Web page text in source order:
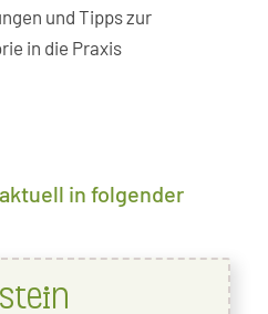
und Tipps zur
in die Praxis
in folgender